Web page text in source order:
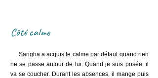
Côté calme
Sangha a acquis le calme par défaut quand rien
ne se passe autour de lui. Quand je suis posée, il
va se coucher. Durant les absences, il mange puis